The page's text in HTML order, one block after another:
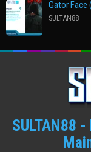
Gator Face
SULTAN88
SULTAN88